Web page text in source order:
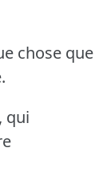
chose que
qui